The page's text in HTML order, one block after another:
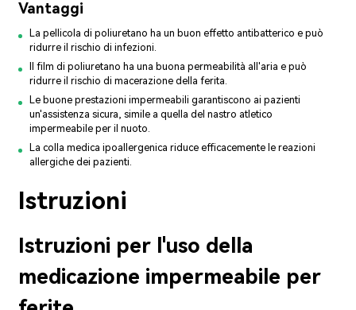
Vantaggi
La pellicola di poliuretano ha un buon effetto antibatterico e può
ridurre il rischio di infezioni.
Il film di poliuretano ha una buona permeabilità all'aria e può
ridurre il rischio di macerazione della ferita.
Le buone prestazioni impermeabili garantiscono ai pazienti
un'assistenza sicura, simile a quella del nastro atletico
impermeabile per il nuoto.
La colla medica ipoallergenica riduce efficacemente le reazioni
allergiche dei pazienti.
Istruzioni
Istruzioni per l'uso della
medicazione impermeabile per